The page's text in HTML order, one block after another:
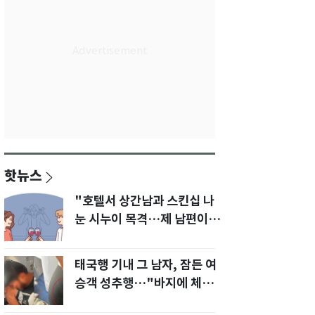
핫뉴스
"호텔서 상간남과 스킨십 나
눈 시누이 목격…제 남편이
태국행 기내 그 남자, 잠든 여
승객 성추행…"바지에 체액